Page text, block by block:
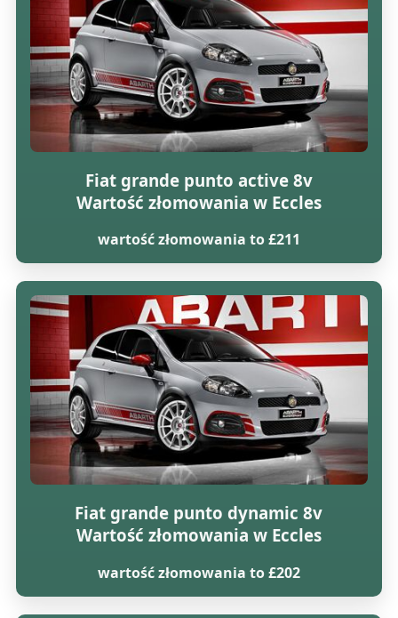
Fiat grande punto active 8v
Wartość złomowania w Eccles
wartość złomowania to £211
Fiat grande punto dynamic 8v
Wartość złomowania w Eccles
wartość złomowania to £202